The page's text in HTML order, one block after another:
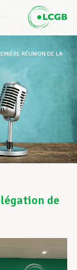
RÉUNION DE LA
de